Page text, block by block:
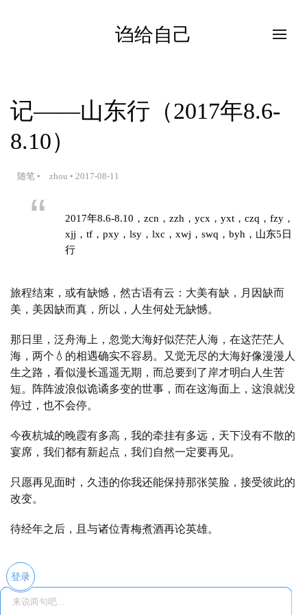
诌给自己
记——山东行（2017年8.6-
8.10）
随笔 • zhou • 2017-08-11
2017年8.6-8.10，zcn，zzh，ycx，yxt，czq，fzy，
xjj，tf，pxy，lsy，lxc，xwj，swq，byh，山东5日
行
旅程结束，或有缺憾，然古语有云：大美有缺，月因缺而
美，美因缺而真，所以，人生何处无缺憾。
那日里，泛舟海上，忽觉大海好似茫茫人海，在这茫茫人
海，两个💧的相遇确实不容易。又觉无尽的大海好像漫漫人
生之路，看似漫长遥遥无期，而总要到了岸才明白人生苦
短。阵阵波浪似诡谲多变的世事，而在这海面上，这浪就没
停过，也不会停。
今夜杭城的晚霞有多高，我的牵挂有多远，天下没有不散的
宴席，我们都有新起点，我们自然一定要再见。
只愿再见面时，久违的你我还能保持那张笑脸，接受彼此的
改变。
待经年之后，且与诸位青梅煮酒再论英雄。
登录